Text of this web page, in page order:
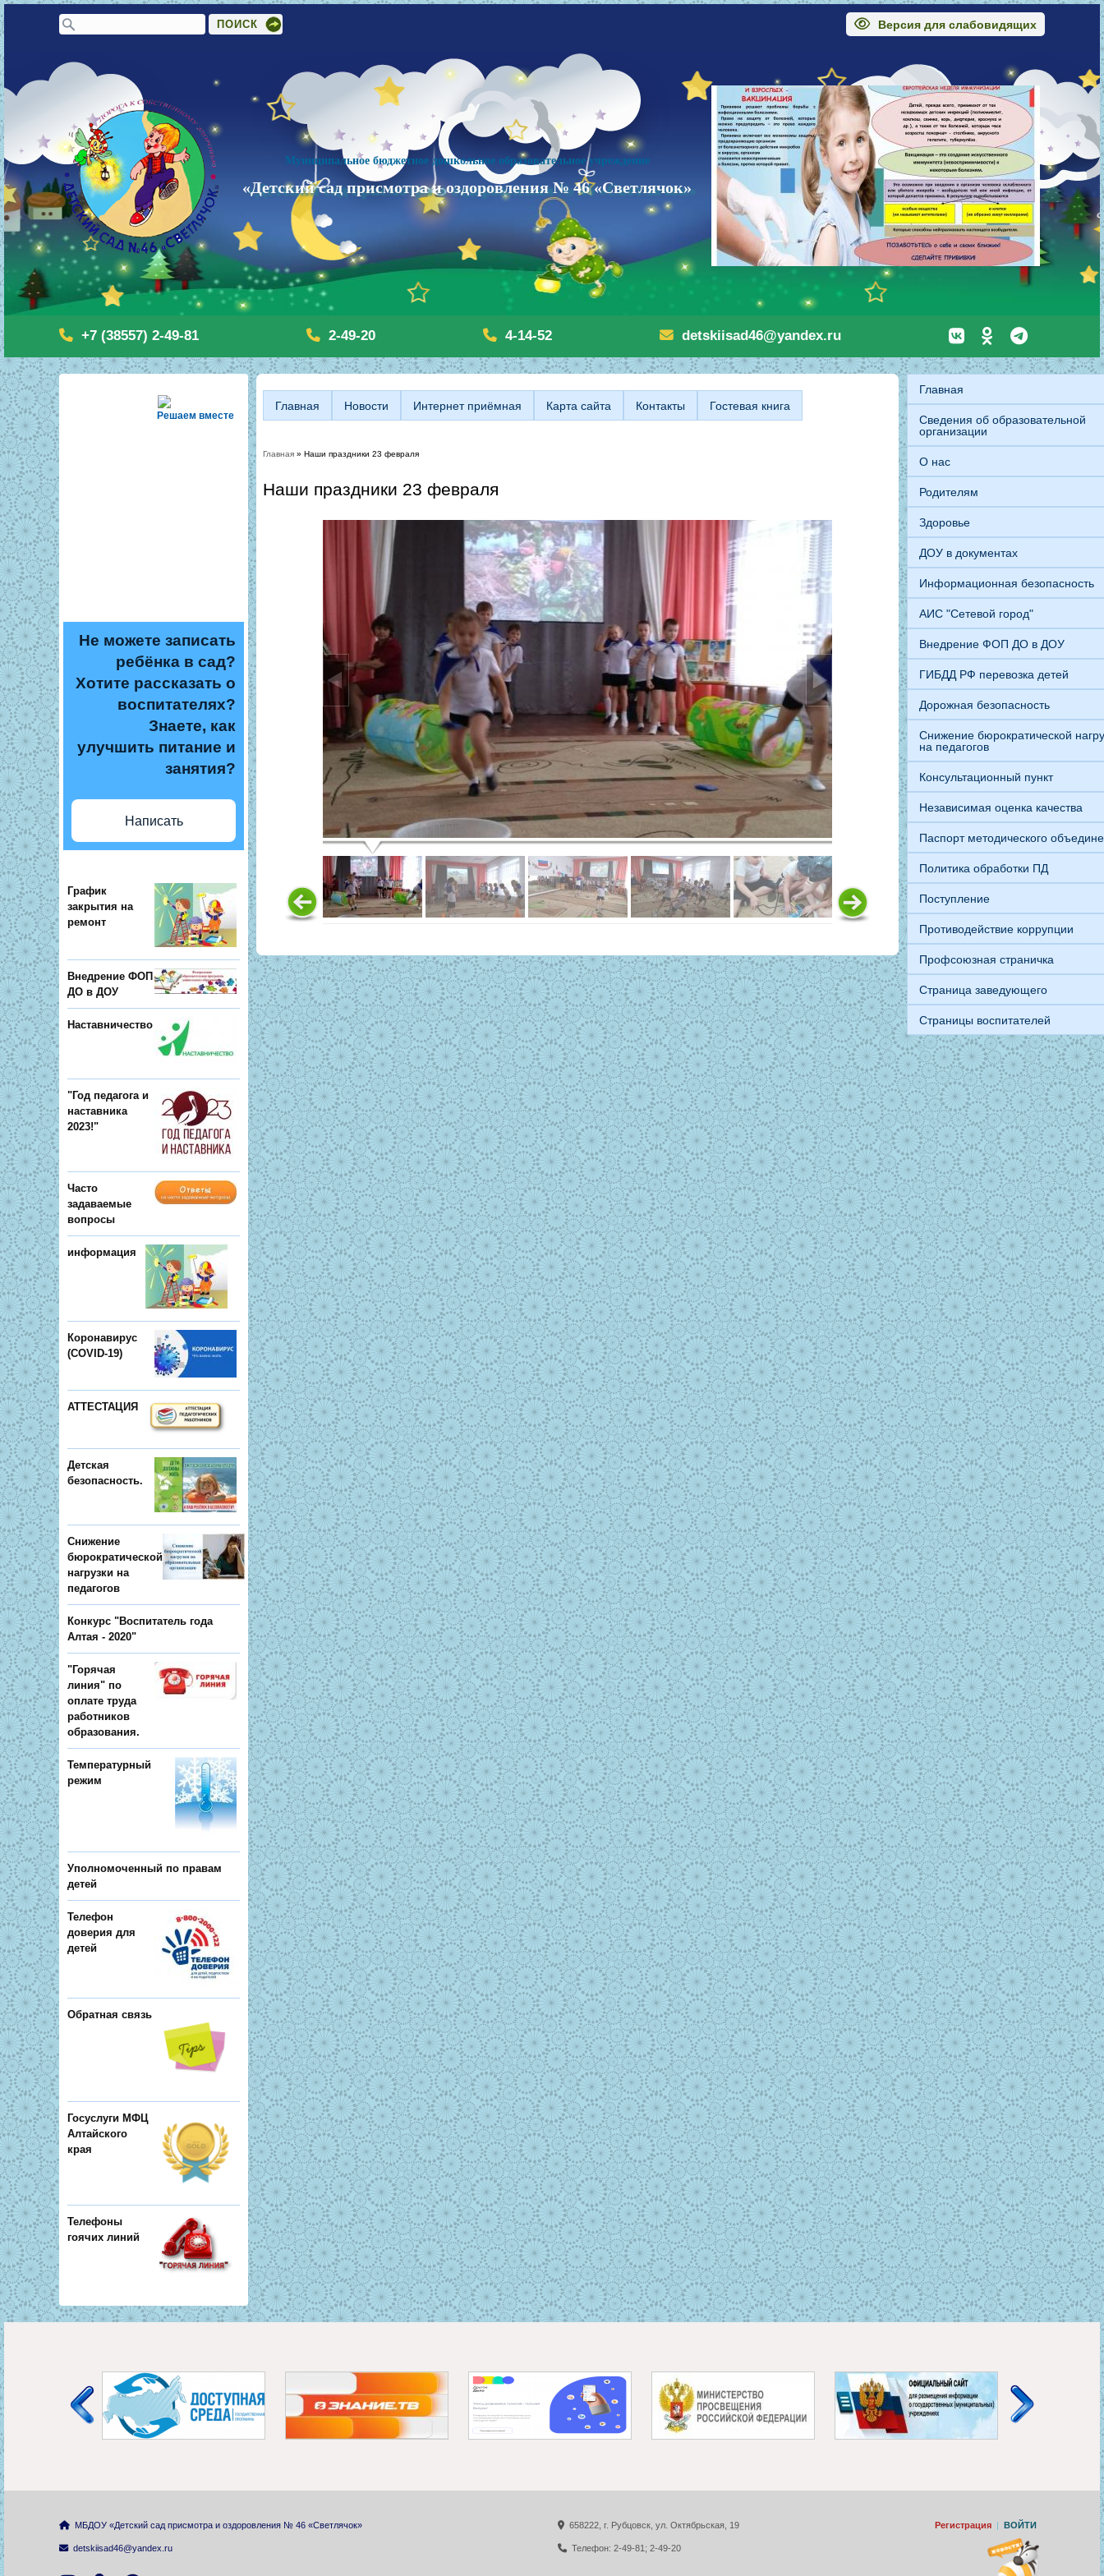
Форма поиска
Поиск Версия для слабовидящих
Муниципальное бюджетное дошкольное образовательное учреждение
«Детский сад присмотра и оздоровления № 46 «Светлячок»
+7 (38557) 2-49-81 2-49-20 4-14-52 detskiisad46@yandex.ru
Решаем вместе
Не можете записать
ребёнка в сад?
Хотите рассказать о
воспитателях?
Знаете, как
улучшить питание и
занятия?
Написать
График
закрытия на
ремонт
Внедрение ФОП
ДО в ДОУ
Наставничество
"Год педагога и
наставника
2023!"
Часто
задаваемые
вопросы
информация
Коронавирус
(COVID-19)
АТТЕСТАЦИЯ
Детская
безопасность.
Снижение
бюрократической
нагрузки на
педагогов
Конкурс "Воспитатель года
Алтая - 2020"
"Горячая
линия" по
оплате труда
работников
образования.
Температурный
режим
Уполномоченный по правам
детей
Телефон
доверия для
детей
Обратная связь
Госуслуги МФЦ
Алтайского
края
Телефоны
гоячих линий
Главная Новости Интернет приёмная Карта сайта Контакты Гостевая книга
Главная » Наши праздники 23 февраля
Наши праздники 23 февраля
Главная
Сведения об образовательной
организации
О нас
Родителям
Здоровье
ДОУ в документах
Информационная безопасность
АИС "Сетевой город"
Внедрение ФОП ДО в ДОУ
ГИБДД РФ перевозка детей
Дорожная безопасность
Снижение бюрократической
на педагогов
Консультационный пункт
Независимая оценка качества
Паспорт методического
Политика обработки ПД
Поступление
Противодействие коррупции
Профсоюзная страничка
Страница заведующего
Страницы воспитателей
МБДОУ «Детский сад присмотра и оздоровления № 46 «Светлячок»
detskiisad46@yandex.ru
658222, г. Рубцовск, ул. Октябрьская, 19
Телефон: 2-49-81; 2-49-20
Регистрация | ВОЙТИ